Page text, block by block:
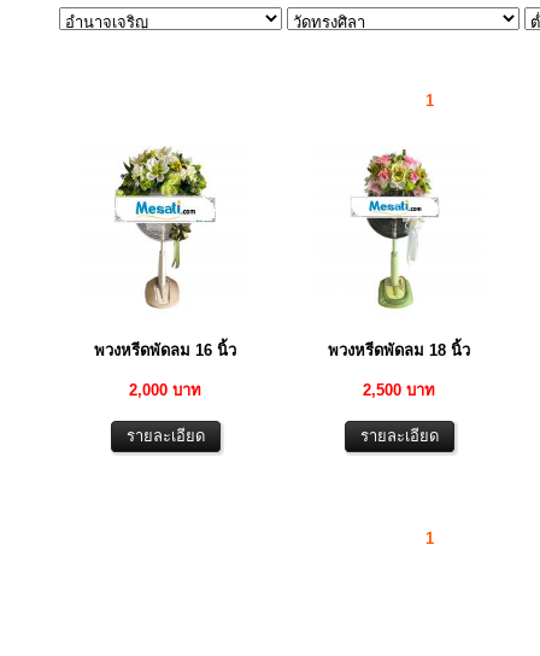
1
พวงหรีดพัดลม 16 นิ้ว
2,000 บาท
พวงหรีดพัดลม 18 นิ้ว
2,500 บาท
1